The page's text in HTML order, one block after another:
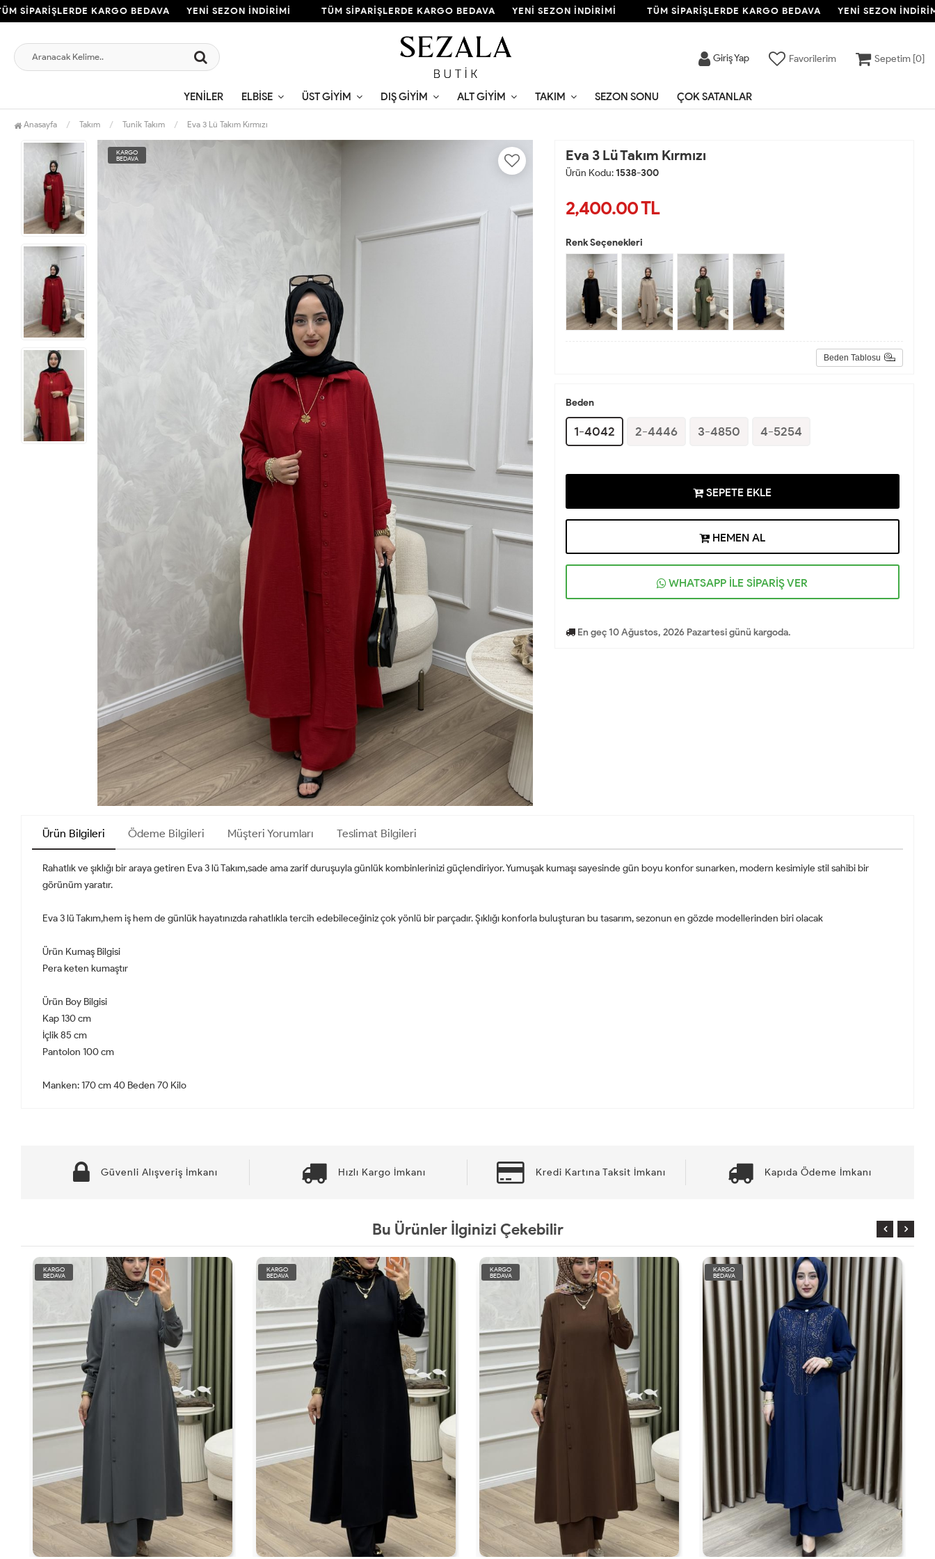
KARGO BEDAVA YENİ SEZON İNDİRİMİ TÜM SİPARİŞLERDE KARGO BEDAVA YENİ SEZON İNDİRİMİ TÜM SİPARİŞLERDE KARGO BEDAVA YENİ SEZON İNDİRİMİ
Giriş Yap Favorilerim Sepetim [0]
YENILER ELBISE ÜST GIYIM DIŞ GIYIM ALT GIYIM TAKIM SEZON SONU ÇOK SATANLAR
Anasayfa Takım Tunik Takım Eva 3 Lü Takım Kırmızı
KARGO
BEDAVA
Eva 3 Lü Takım Kırmızı
Ürün Kodu:1538-300
2,400.00TL
Renk Seçenekleri
Beden Tablosu
Beden
1-4042 2-4446 3-4850 4-5254
SEPETE EKLE
HEMEN AL
WHATSAPP İLE SİPARİŞ VER
En geç 10 Ağustos, 2026 Pazartesi günü kargoda.
Ürün Bilgileri Ödeme Bilgileri Müşteri Yorumları Teslimat Bilgileri
Rahatlık ve şıklığı bir araya getiren Eva 3 lü Takım,sade ama zarif duruşuyla günlük kombinlerinizi güçlendiriyor. Yumuşak kumaşı sayesinde gün boyu konfor sunarken, modern kesimiyle stil sahibi bir
görünüm yaratır.
Eva 3 lü Takım,hem iş hem de günlük hayatınızda rahatlıkla tercih edebileceğiniz çok yönlü bir parçadır. Şıklığı konforla buluşturan bu tasarım, sezonun en gözde modellerinden biri olacak
Ürün Kumaş Bilgisi
Pera keten kumaştır
Ürün Boy Bilgisi
Kap 130 cm
İçlik 85 cm
Pantolon 100 cm
Manken: 170 cm 40 Beden 70 Kilo
Güvenli Alışveriş İmkanı Hızlı Kargo İmkanı Kredi Kartına Taksit İmkanı Kapıda Ödeme İmkanı
Bu Ürünler İlginizi Çekebilir
KARGO
BEDAVA
KARGO
BEDAVA
KARGO
BEDAVA
KARGO
BEDAVA